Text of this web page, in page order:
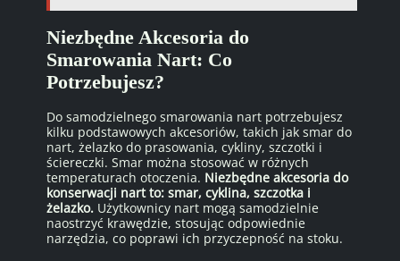
Niezbędne Akcesoria do
Smarowania Nart: Co
Potrzebujesz?
Do samodzielnego smarowania nart potrzebujesz
kilku podstawowych akcesoriów, takich jak smar do
nart, żelazko do prasowania, cykliny, szczotki i
ściereczki. Smar można stosować w różnych
temperaturach otoczenia. Niezbędne akcesoria do
konserwacji nart to: smar, cyklina, szczotka i
żelazko. Użytkownicy nart mogą samodzielnie
naostrzyć krawędzie, stosując odpowiednie
narzędzia, co poprawi ich przyczepność na stoku.